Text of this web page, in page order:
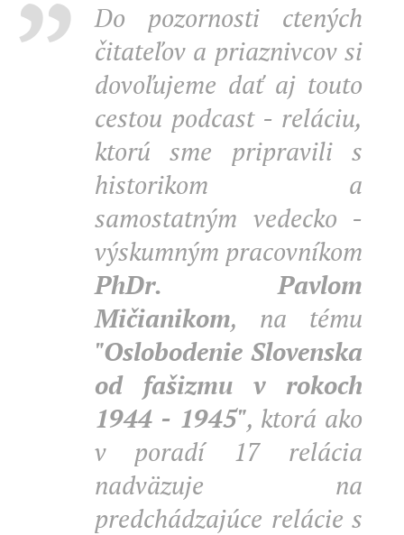
Do pozornosti ctených
čitateľov a priaznivcov si
dovoľujeme dať aj touto
cestou podcast - reláciu,
ktorú sme pripravili s
historikom a
samostatným vedecko -
výskumným pracovníkom
PhDr. Pavlom
Mičianikom, na tému
"Oslobodenie Slovenska
od fašizmu v rokoch
1944 - 1945", ktorá ako
v poradí 17 relácia
nadväzuje na
predchádzajúce relácie s